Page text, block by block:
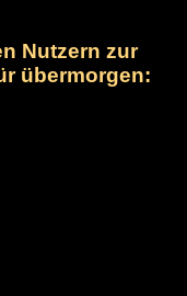
Nutzern zur
übermorgen: